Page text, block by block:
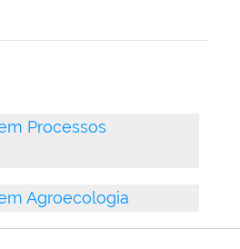
Processos
Agroecologia